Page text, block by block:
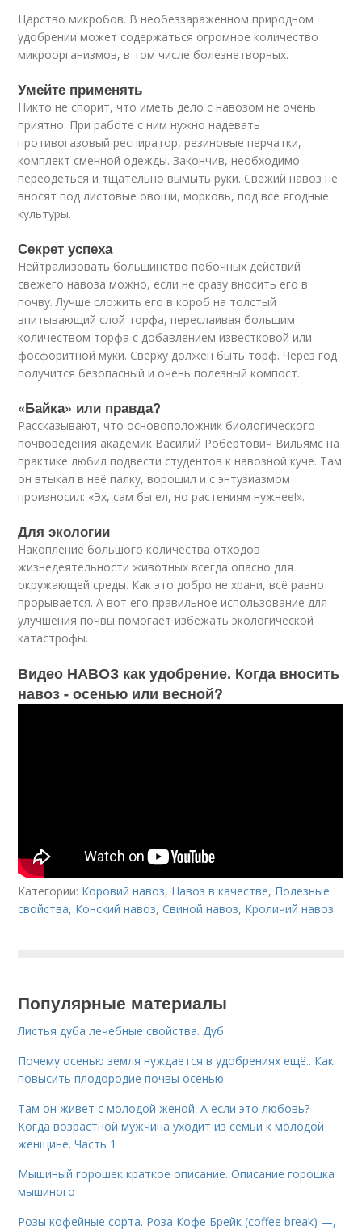
Царство микробов. В необеззараженном природном
удобрении может содержаться огромное количество
микроорганизмов, в том числе болезнетворных.
Умейте применять
Никто не спорит, что иметь дело с навозом не очень
приятно. При работе с ним нужно надевать
противогазовый респиратор, резиновые перчатки,
комплект сменной одежды. Закончив, необходимо
переодеться и тщательно вымыть руки. Свежий навоз не
вносят под листовые овощи, морковь, под все ягодные
культуры.
Секрет успеха
Нейтрализовать большинство побочных действий
свежего навоза можно, если не сразу вносить его в
почву. Лучше сложить его в короб на толстый
впитывающий слой торфа, переслаивая большим
количеством торфа с добавлением известковой или
фосфоритной муки. Сверху должен быть торф. Через год
получится безопасный и очень полезный компост.
«Байка» или правда?
Рассказывают, что основоположник биологического
почвоведения академик Василий Робертович Вильямс на
практике любил подвести студентов к навозной куче. Там
он втыкал в неё палку, ворошил и с энтузиазмом
произносил: «Эх, сам бы ел, но растениям нужнее!».
Для экологии
Накопление большого количества отходов
жизнедеятельности животных всегда опасно для
окружающей среды. Как это добро не храни, всё равно
прорывается. А вот его правильное использование для
улучшения почвы помогает избежать экологической
катастрофы.
Видео НАВОЗ как удобрение. Когда вносить
навоз - осенью или весной?
Категории: Коровий навоз, Навоз в качестве, Полезные
свойства, Конский навоз,Свиной навоз, Кроличий навоз
Популярные материалы
Листья дуба лечебные свойства. Дуб
Почему осенью земля нуждается в удобрениях ещё.. Как
повысить плодородие почвы осенью
Там он живет с молодой женой. А если это любовь?
Когда возрастной мужчина уходит из семьи к молодой
женщине. Часть 1
Мышиный горошек краткое описание. Описание горошка
мышиного
Розы кофейные сорта. Роза Кофе Брейк (coffee break) —,